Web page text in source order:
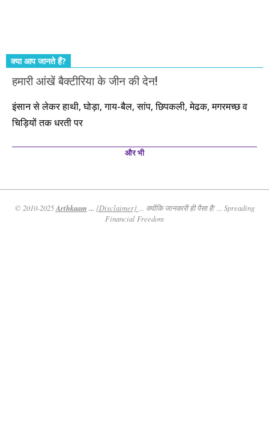
क्या आप जानते हैं?
हमारी आंखें बैक्टीरिया के जीन की देन!
इंसान से लेकर हाथी, घोड़ा, गाय-बैल, सांप, छिपकली, मेढक, मगरमच्छ व
चिड़ियों तक धरती पर
और भी
© 2010-2025Arthkaam ... {Disclaimer}
... क्योंकि जानकारी ही पैसा है! ... Spreading
Financial Freedom